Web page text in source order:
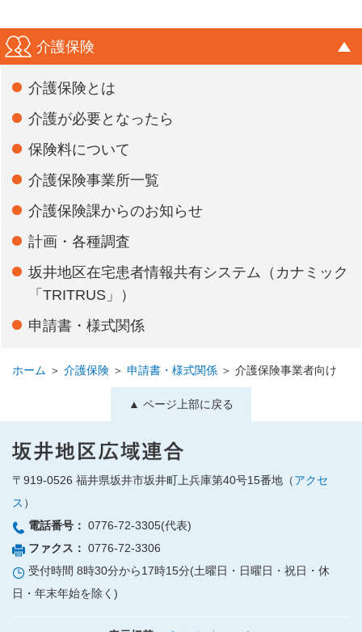
介護保険
介護保険とは
介護が必要となったら
保険料について
介護保険事業所一覧
介護保険課からのお知らせ
計画・各種調査
坂井地区在宅患者情報共有システム（カナミック
「TRITRUS」）
申請書・様式関係
ホーム ＞ 介護保険 ＞ 申請書・様式関係 ＞ 介護保険事業者向け
▲ ページ上部に戻る
〒919-0526 福井県坂井市坂井町上兵庫第40号15番地（アクセ
ス ）
電話番号： 0776-72-3305(代表)
ファクス： 0776-72-3306
受付時間 8時30分から17時15分(土曜日・日曜日・祝日・休
日・年末年始を除く)